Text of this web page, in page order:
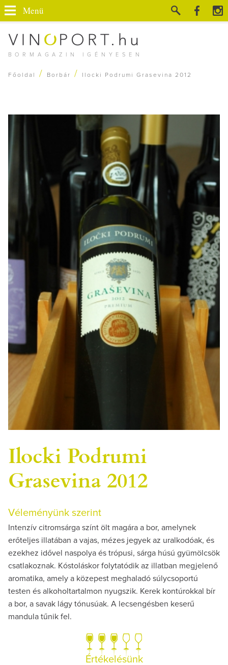
BORMAGAZIN IGÉNYESEN
Menü
Főoldal / Borbár / Ilocki Podrumi Grasevina 2012
Ilocki Podrumi
Grasevina 2012
Véleményünk szerint
Intenzív citromsárga színt ölt magára a bor, amelynek
erőteljes illatában a vajas, mézes jegyek az uralkodóak, és
ezekhez idővel naspolya és trópusi, sárga húsú gyümölcsök
csatlakoznak. Kóstoláskor folytatódik az illatban megjelenő
aromatika, amely a közepest meghaladó súlycsoportú
testen és alkoholtartalmon nyugszik. Kerek kontúrokkal bír
a bor, a savak lágy tónusúak. A lecsengésben keserű
mandula tűnik fel.
Értékelésünk